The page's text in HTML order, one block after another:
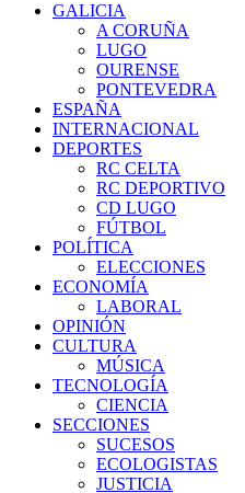
GALICIA
A CORUÑA
LUGO
OURENSE
PONTEVEDRA
ESPAÑA
INTERNACIONAL
DEPORTES
RC CELTA
RC DEPORTIVO
CD LUGO
FÚTBOL
POLÍTICA
ELECCIONES
ECONOMÍA
LABORAL
OPINIÓN
CULTURA
MÚSICA
TECNOLOGÍA
CIENCIA
SECCIONES
SUCESOS
ECOLOGISTAS
JUSTICIA